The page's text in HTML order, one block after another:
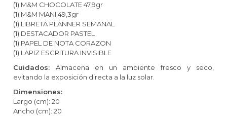
(1) M&M CHOCOLATE 47,9gr
(1) M&M MANI 49,3gr
(1) LIBRETA PLANNER SEMANAL
(1) DESTACADOR PASTEL
(1) PAPEL DE NOTA CORAZON
(1) LAPIZ ESCRITURA INVISIBLE
Cuidados: Almacena en un ambiente fresco y seco,
evitando la exposición directa a la luz solar.
Dimensiones:
Largo (cm): 20
Ancho (cm): 20